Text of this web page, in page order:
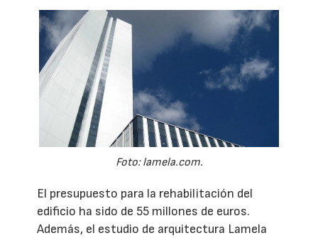
Foto: lamela.com.
El presupuesto para la rehabilitación del
edificio ha sido de 55 millones de euros.
Además, el estudio de arquitectura Lamela